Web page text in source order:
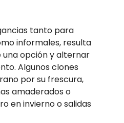
tanto para
informales, resulta
opción y alternar
Algunos clones
por su frescura,
amaderados o
en invierno o salidas